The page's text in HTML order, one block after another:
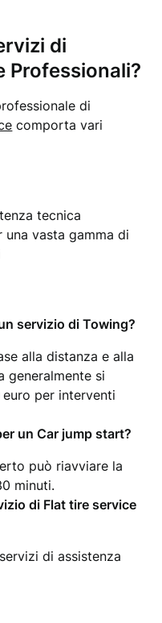
di
Professionali?
di
comporta vari
tecnica
vasta gamma di
servizio di Towing?
alla distanza e alla
generalmente si
per interventi
un Car jump start?
può riavviare la
minuti.
di Flat tire service
di assistenza